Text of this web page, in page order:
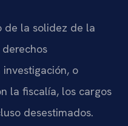
de la solidez de la
o
la fiscalía, los cargos
desestimados.